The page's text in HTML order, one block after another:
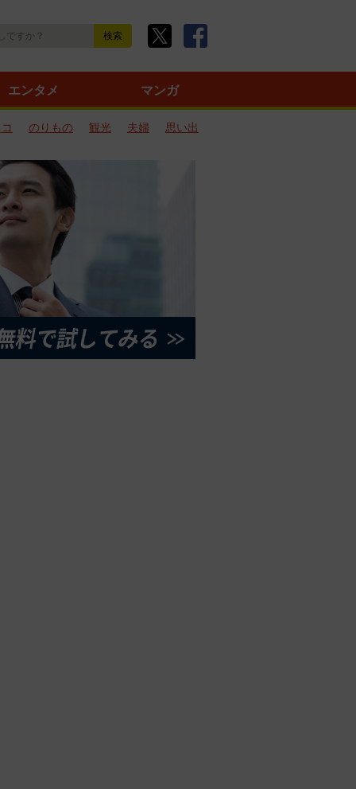
エンタメ マンガ
のりもの 観光 夫婦
思い出